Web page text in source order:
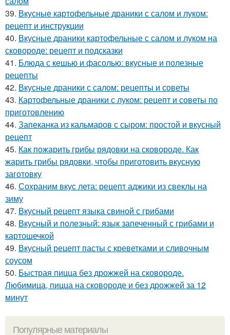
39. Вкусные картофельные драники с салом и луком:
рецепт и инструкции
40. Вкусные драники картофельные с салом и луком на
сковороде: рецепт и подсказки
41. Блюда с кешью и фасолью: вкусные и полезные
рецепты
42. Вкусные драники с салом: рецепты и советы
43. Картофельные драники с луком: рецепт и советы по
приготовлению
44. Запеканка из кальмаров с сыром: простой и вкусный
рецепт
45. Как пожарить грибы рядовки на сковороде. Как
жарить грибы рядовки, чтобы приготовить вкусную
заготовку
46. Сохраним вкус лета: рецепт аджики из свеклы на
зиму
47. Вкусный рецепт языка свиной с грибами
48. Вкусный и полезный: язык запеченный с грибами и
картошечкой
49. Вкусный рецепт пасты с креветками и сливочным
соусом
50. Быстрая пицца без дрожжей на сковороде.
Любимица, пицца на сковороде и без дрожжей за 12
минут
Популярные материалы